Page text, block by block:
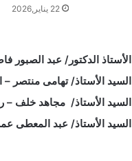
22 يناير,2026
الأستاذ الدكتور/ عبد الصبور
السيد الأستاذ/ تهامى منتصر –
السيد الأستاذ/ مجاهد خلف –
السيد الأستاذ/ عبد المعطى